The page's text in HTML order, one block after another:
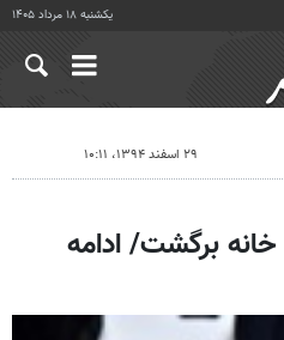
یکشنبه ۱۸ مرداد ۱۴۰۵
۲۹ اسفند ۱۳۹۴، ۱۰:۱۱
برگشت/ ادامه